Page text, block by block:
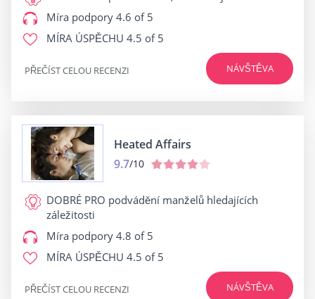
Míra podpory 4.6 of 5
MÍRA ÚSPĚCHU 4.5 of 5
NÁVŠTĚVA
PŘEČÍST CELOU RECENZI
Heated Affairs
9.7/10
DOBRÉ PRO podvádění manželů hledajících
záležitosti
Míra podpory 4.8 of 5
MÍRA ÚSPĚCHU 4.5 of 5
NÁVŠTĚVA
PŘEČÍST CELOU RECENZI